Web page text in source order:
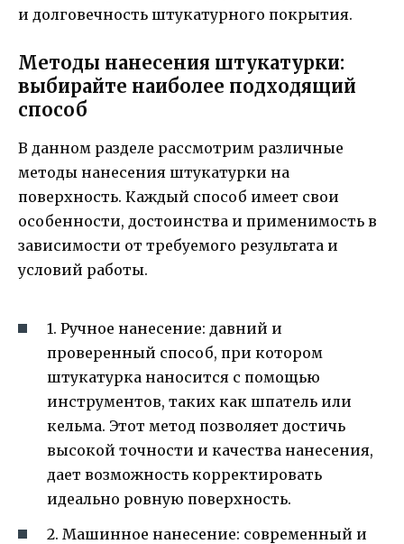
и долговечность штукатурного покрытия.
Методы нанесения штукатурки:
выбирайте наиболее подходящий
способ
В данном разделе рассмотрим различные
методы нанесения штукатурки на
поверхность. Каждый способ имеет свои
особенности, достоинства и применимость в
зависимости от требуемого результата и
условий работы.
1. Ручное нанесение: давний и
проверенный способ, при котором
штукатурка наносится с помощью
инструментов, таких как шпатель или
кельма. Этот метод позволяет достичь
высокой точности и качества нанесения,
дает возможность корректировать
идеально ровную поверхность.
2. Машинное нанесение: современный и